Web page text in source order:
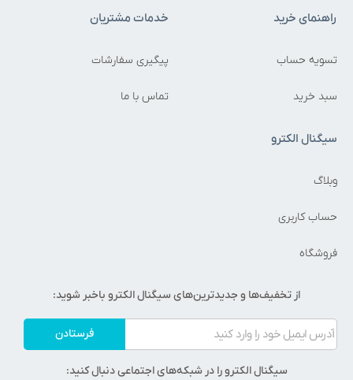
راهنمای خرید
تسویه حساب
سبد خرید
خدمات مشتریان
پیگیری سفارشات
تماس با ما
سیگنال الکترو
وبلاگ
حساب کاربری
فروشگاه
از تخفیف‌ها و جدیدترین‌های سیگنال الکترو باخبر شوید:
فرستادن
سیگنال الکترو را در شبکه‌های اجتماعی دنبال کنید: